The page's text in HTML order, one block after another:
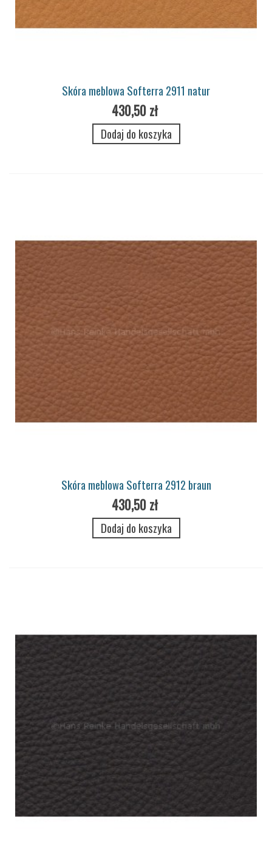
Skóra meblowa Softerra 2911 natur
430,50 zł
Dodaj do koszyka
Skóra meblowa Softerra 2912 braun
430,50 zł
Dodaj do koszyka